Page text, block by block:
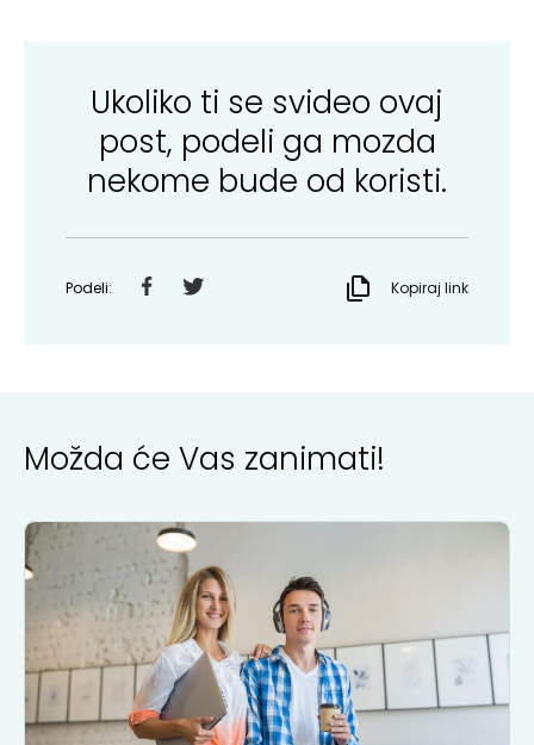
Ukoliko ti se svideo ovaj
post, podeli ga mozda
nekome bude od koristi.
Podeli: Kopiraj link
Možda će Vas zanimati!